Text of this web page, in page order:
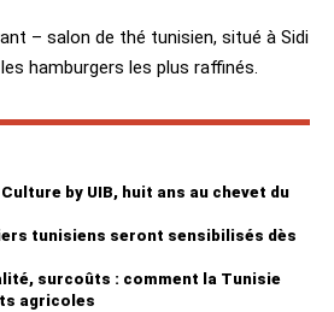
– salon de thé tunisien, situé à Sidi
hamburgers les plus raffinés.
by UIB, huit ans au chevet du
tunisiens seront sensibilisés dès
surcoûts : comment la Tunisie
agricoles